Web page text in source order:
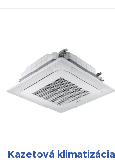
Kazetová klimatizácia